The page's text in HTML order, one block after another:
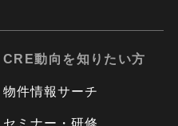
CRE動向を知りたい方
物件情報サーチ
セミナー・研修